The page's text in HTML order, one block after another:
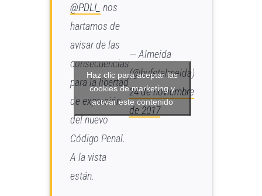
@PDLI_ nos
hartamos de
avisar de las
consecuencias
para la libertad
de expresión
del nuevo
Código Penal.
A la vista
están.
— Almeida
(@bufetalmeida)
24 de noviembre
de 2017
Haz clic para aceptar las
cookies de marketing y
activar este contenido